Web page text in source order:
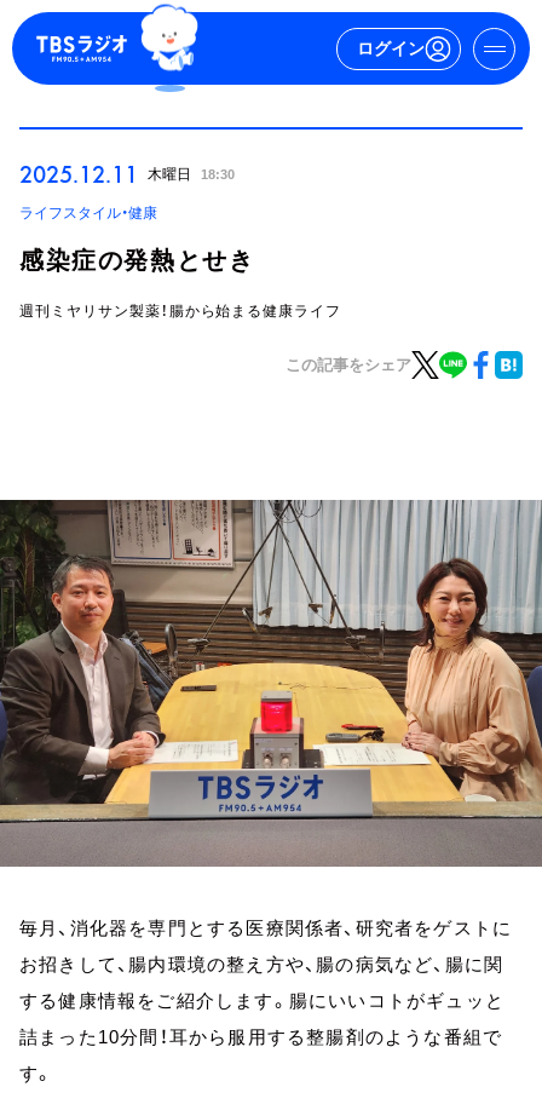
ログイン
ログイン
トピックス
TBS Podcast
お知らせ
イベント・グッズ
YouTube
会社情報
2025.12.11 木曜日 18:30
ライフスタイル・健康
感染症の発熱とせき
週刊ミヤリサン製薬！腸から始まる健康ライフ
この記事をシェア
毎月、消化器を専門とする医療関係者、研究者をゲストに
お招きして、腸内環境の整え方や、腸の病気など、腸に関
する健康情報をご紹介します。腸にいいコトがギュッと
詰まった10分間！耳から服用する整腸剤のような番組で
す。